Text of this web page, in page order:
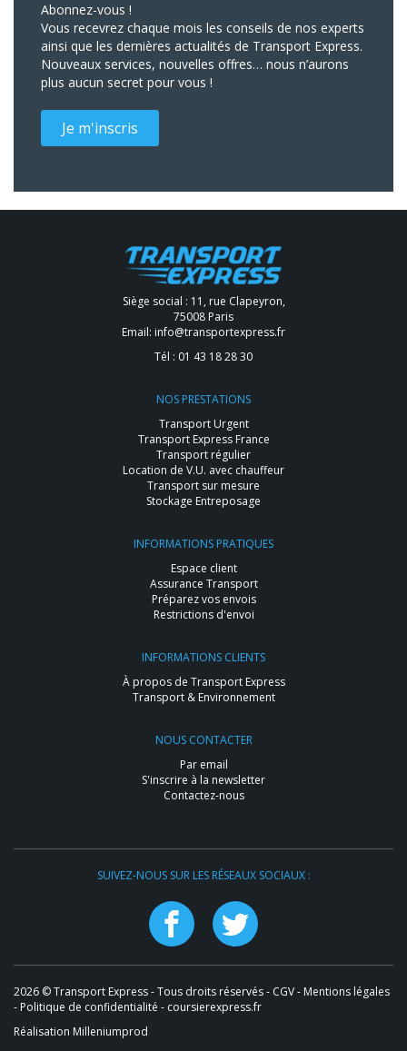
Abonnez-vous !
Vous recevrez chaque mois les conseils de nos experts
ainsi que les dernières actualités de Transport Express.
Nouveaux services, nouvelles offres… nous n’aurons
plus aucun secret pour vous !
Je m'inscris
Siège social : 11, rue Clapeyron,
75008 Paris
Email: info@transportexpress.fr
Tél : 01 43 18 28 30
NOS PRESTATIONS
Transport Urgent
Transport Express France
Transport régulier
Location de V.U. avec chauffeur
Transport sur mesure
Stockage Entreposage
INFORMATIONS PRATIQUES
Espace client
Assurance Transport
Préparez vos envois
Restrictions d'envoi
INFORMATIONS CLIENTS
À propos de Transport Express
Transport & Environnement
NOUS CONTACTER
Par email
S'inscrire à la newsletter
Contactez-nous
SUIVEZ-NOUS SUR LES RÉSEAUX SOCIAUX :
2026 © Transport Express - Tous droits réservés - CGV- Mentions légales
- Politique de confidentialité - coursierexpress.fr
Réalisation Milleniumprod